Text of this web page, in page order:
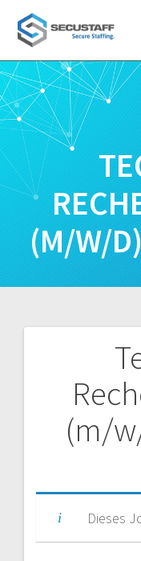
(M/W/
(m/
Dieses